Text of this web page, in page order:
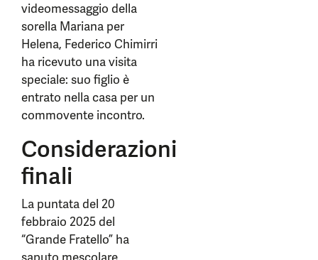
videomessaggio della
sorella Mariana per
Helena, Federico Chimirri
ha ricevuto una visita
speciale: suo figlio è
entrato nella casa per un
commovente incontro.
Considerazioni
finali
La puntata del 20
febbraio 2025 del
“Grande Fratello” ha